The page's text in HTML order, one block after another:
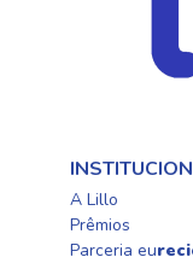
A Lillo
Prêmios
Parceria eu